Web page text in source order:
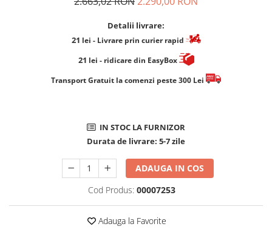
Detalii livrare:
21 lei - Livrare prin curier rapid
21 lei - ridicare din EasyBox
​​​​​​Transport Gratuit la comenzi peste 300 Lei
IN STOC LA FURNIZOR
Durata de livrare: 5-7 zile
ADAUGA IN COS
Cod Produs: 00007253
Adauga la Favorite